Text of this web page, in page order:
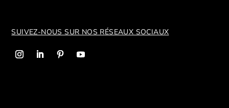
SUIVEZ-NOUS SUR NOS RÉSEAUX SOCIAUX